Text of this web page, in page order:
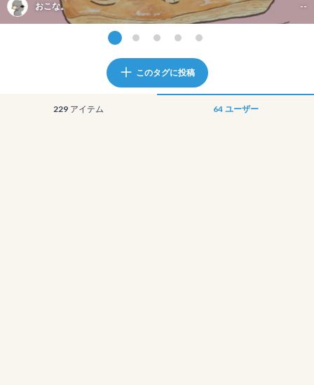
おこな。 --
このタグに投稿
229 アイテム 64 ユーザー